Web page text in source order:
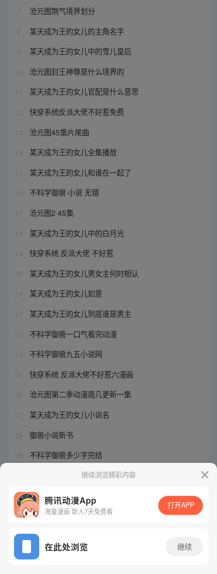
7 沧元图煞气境界划分
8 某天成为王的女儿的主角名字
9 某天成为王的女儿中的雪儿皇后
10 沧元图封王神尊是什么境界的
某天成为王的女儿官配是什么意思
12 快穿系统反派大佬不好惹免费
13 沧元图45集片尾曲
14 某天成为王的女儿全集播放
15 某天成为王的女儿和谁在一起了
16 不科学御兽 小说 无错
17 沧元图2 45集
18 某天成为王的女儿中的白月光
19 快穿系统 反派大佬 不好惹
20 某天成为王的女儿男女主何时相认
21 某天成为王的女儿如意
22 某天成为王的女儿到底谁是男主
23 不科学御兽一口气看完动漫
24 不科学御兽九五小说网
25 快穿系统 反派大佬不好惹六漫画
26 沧元图第二季动漫周几更新一集
27 某天成为王的女儿小说名
28 御兽小说新书
29 不科学御兽多少字完结
沧元图第44集免费观看继续浏览精彩内容
腾讯动漫App
海量漫画 新人7天免费看
打开APP
在此处浏览 继续
网站备案/许可证号：粤B2-20090059-5
Copyright©1998 - 2026 Tencent. All Rights Reserved